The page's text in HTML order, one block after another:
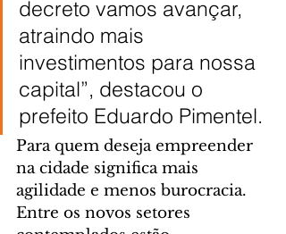
decreto vamos avançar,
atraindo mais
investimentos para nossa
capital”, destacou o
prefeito Eduardo Pimentel.
Para quem deseja empreender
na cidade significa mais
agilidade e menos burocracia.
Entre os novos setores